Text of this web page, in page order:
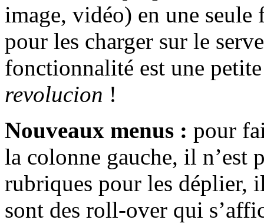
image, vidéo) en une
pour les charger sur le
fonctionnalité est une
revolucion !
Nouveaux menus : pour
la colonne gauche, il n’est
rubriques pour les déplier,
sont des roll-over qui